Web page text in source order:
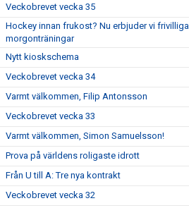
Veckobrevet vecka 35
Hockey innan frukost? Nu erbjuder vi frivilliga
morgonträningar
Nytt kioskschema
Veckobrevet vecka 34
Varmt välkommen, Filip Antonsson
Veckobrevet vecka 33
Varmt välkommen, Simon Samuelsson!
Prova på världens roligaste idrott
Från U till A: Tre nya kontrakt
Veckobrevet vecka 32